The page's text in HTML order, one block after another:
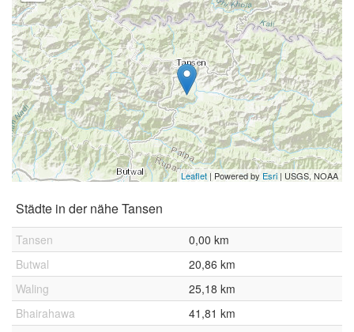
Leaflet | Powered by Esri | USGS, NOAA
Städte in der nähe Tansen
Tansen
0,00 km
Butwal
20,86 km
Waling
25,18 km
Bhairahawa
41,81 km